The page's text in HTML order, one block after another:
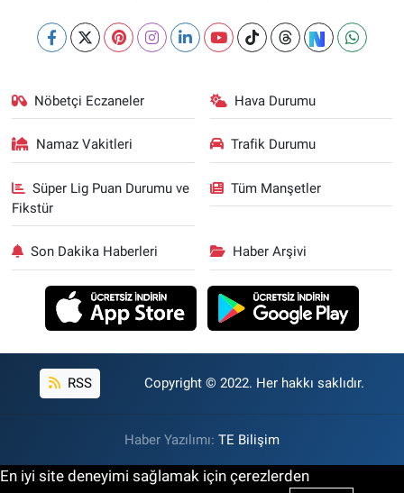
Nöbetçi Eczaneler Hava Durumu
Namaz Vakitleri Trafik Durumu
Süper Lig Puan Durumu ve
Fikstür
Tüm Manşetler
Son Dakika Haberleri Haber Arşivi
RSS Copyright © 2022. Her hakkı saklıdır.
Haber Yazılımı: TE Bilişim
En iyi site deneyimi sağlamak için çerezlerden